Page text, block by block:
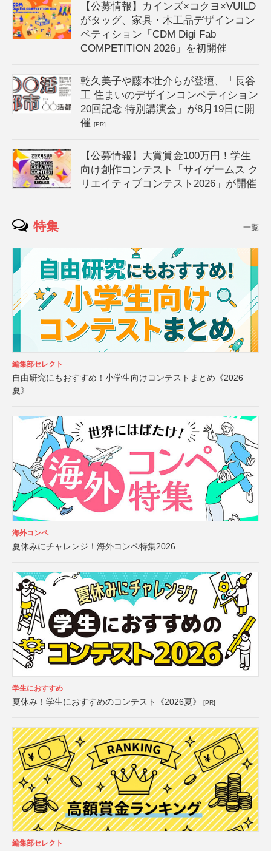
【公募情報】カインズ×コクヨ×VUILD
がタッグ、家具・木工品デザインコン
ペティション「CDM Digi Fab
COMPETITION 2026」を初開催
乾久美子や藤本壮介らが登壇、「長谷
工 住まいのデザインコンペティション
20回記念 特別講演会」が8月19日に開
催[PR]
【公募情報】大賞賞金100万円！学生
向け創作コンテスト「サイゲームス ク
リエイティブコンテスト2026」が開催
特集 一覧
編集部セレクト
自由研究にもおすすめ！小学生向けコンテストまとめ《2026
夏》
海外コンペ
夏休みにチャレンジ！海外コンペ特集2026
学生におすすめ
夏休み！学生におすすめのコンテスト《2026夏》 [PR]
編集部セレクト